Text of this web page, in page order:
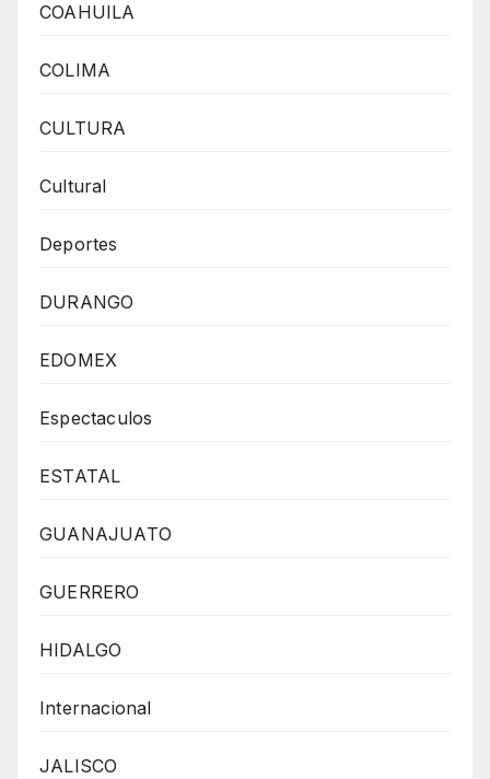
COAHUILA
COLIMA
CULTURA
Cultural
Deportes
DURANGO
EDOMEX
Espectaculos
ESTATAL
GUANAJUATO
GUERRERO
HIDALGO
Internacional
JALISCO